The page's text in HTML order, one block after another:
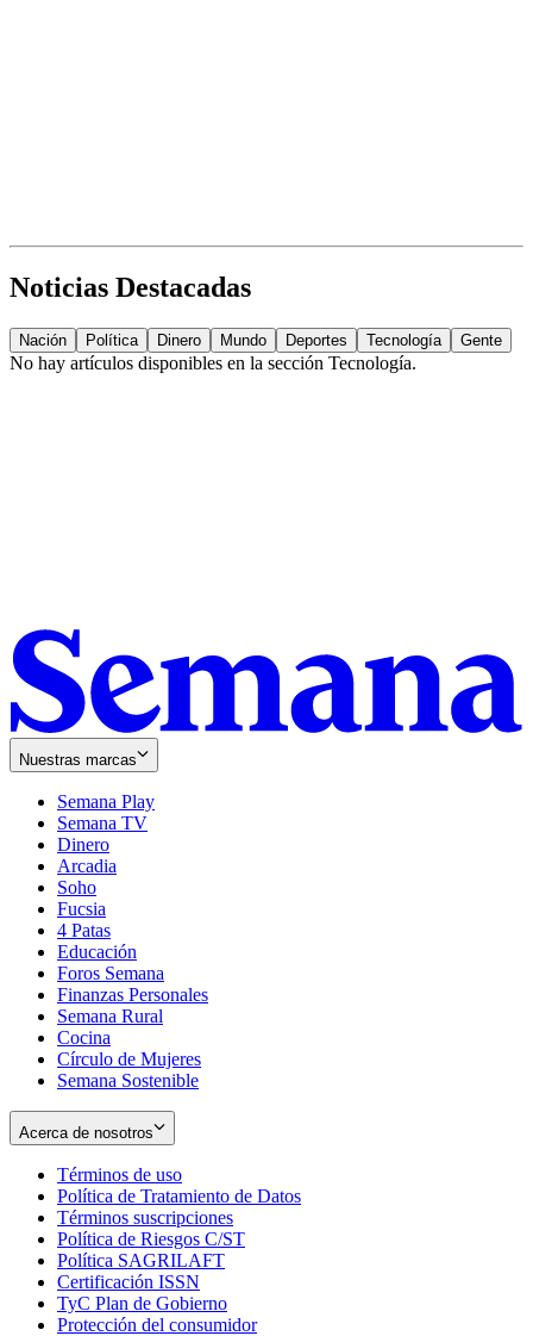
Noticias Destacadas
Nación Política Dinero Mundo Deportes Tecnología Gente
No hay artículos disponibles en la sección Tecnología.
Nuestras marcas
Semana Play
Semana TV
Dinero
Arcadia
Soho
in
new
window
Fucsia
in
new
window
4 Patas
Educación
Foros Semana
Finanzas Personales
Semana Rural
Cocina
Círculo de Mujeres
Semana Sostenible
Acerca de nosotros
Términos de uso
in
new
window
Política de Tratamiento de Datos
Términos suscripciones
in
Política de Riesgos C/ST
Política SAGRILAFT
new
window
Certificación ISSN
in
new
TyC Plan de Gobierno
in
Protección del consumidorOpens